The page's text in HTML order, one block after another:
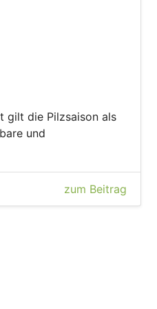
gilt die Pilzsaison als
und
zum Beitrag